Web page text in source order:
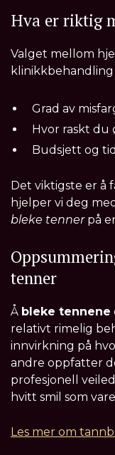
Hva er riktig
Valget mellom
klinikkbehandling
Grad av
Hvor raskt du
Budsjett og tid
Det viktigste er å
hjelper vi deg
bleke tennerpå
tenner
Å bleke tennene
relativt rimelig
innvirkning på
andre oppfatter
profesjonell
hvitt smil som
Les mer om